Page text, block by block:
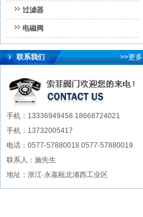
过滤器
电磁阀
联系我们 >>更多
手机：13336949458 18668724021
手机：13732005417
电话：0577-57880018 0577-57880019
联系人：施先生
地址：浙江·永嘉瓯北浦西工业区